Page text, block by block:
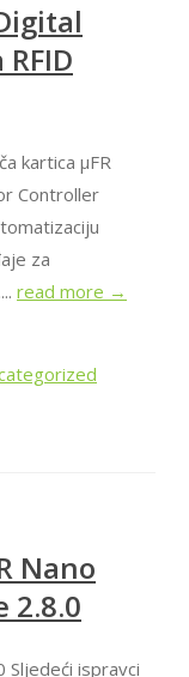
kartica μFR
Controller
za
read more →
Nano
2.8.0
Sljedeći ispravci